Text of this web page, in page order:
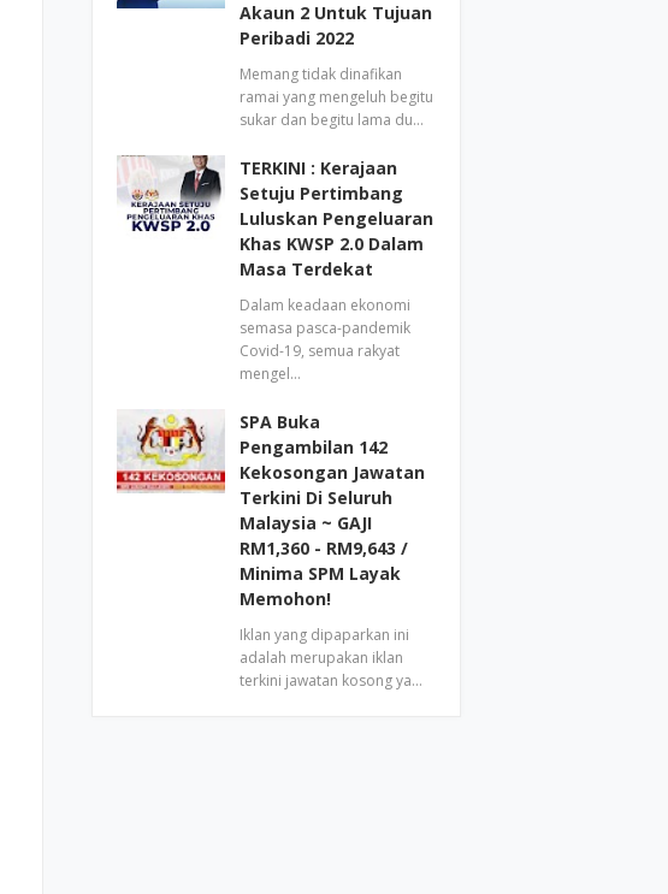
Akaun 2 Untuk Tujuan
Peribadi 2022
Memang tidak dinafikan
ramai yang mengeluh begitu
sukar dan begitu lama du…
TERKINI : Kerajaan
Setuju Pertimbang
Luluskan Pengeluaran
Khas KWSP 2.0 Dalam
Masa Terdekat
Dalam keadaan ekonomi
semasa pasca-pandemik
Covid-19, semua rakyat
mengel…
SPA Buka
Pengambilan 142
Kekosongan Jawatan
Terkini Di Seluruh
Malaysia ~ GAJI
RM1,360 - RM9,643 /
Minima SPM Layak
Memohon!
Iklan yang dipaparkan ini
adalah merupakan iklan
terkini jawatan kosong ya…